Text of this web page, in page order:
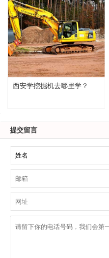
西安学挖掘机去哪里学？
提交留言